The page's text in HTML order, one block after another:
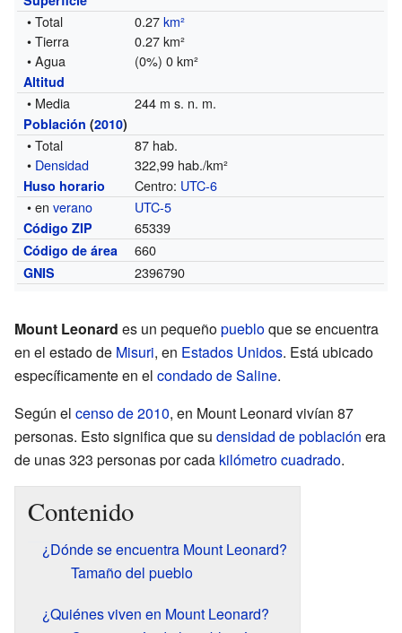
• Total 0.27km²
• Tierra
0.27 km²
• Agua
(0%) 0 km²
Altitud
• Media 244 m s. n. m.
Población (2010)
• Total
87 hab.
• Densidad 322,99 hab./km²
Huso horario Centro: UTC-6
• enverano UTC-5
Código ZIP 65339
Código de área 660
GNIS 2396790
Mount Leonard es un pequeñopuebloque se encuentra
en el estado de Misuri, en Estados Unidos. Está ubicado
específicamente en el condado de Saline.
Según el censo de 2010, en Mount Leonard vivían 87
personas. Esto significa que su densidad de población era
de unas 323 personas por cada kilómetro cuadrado.
Contenido
¿Dónde se encuentra Mount Leonard?
Tamaño del pueblo
¿Quiénes viven en Mount Leonard?